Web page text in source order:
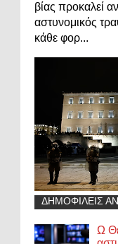
βίας προκαλεί
αστυνομικός
κάθε φορ...
ΔΗΜΟΦΙΛΕΙΣ
Ω